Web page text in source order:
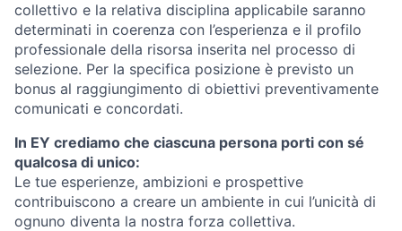
collettivo e la relativa disciplina applicabile saranno
determinati in coerenza con l’esperienza e il profilo
professionale della risorsa inserita nel processo di
selezione. Per la specifica posizione è previsto un
bonus al raggiungimento di obiettivi preventivamente
comunicati e concordati.
In EY crediamo che ciascuna persona porti con sé
qualcosa di unico:
Le tue esperienze, ambizioni e prospettive
contribuiscono a creare un ambiente in cui l’unicità di
ognuno diventa la nostra forza collettiva.